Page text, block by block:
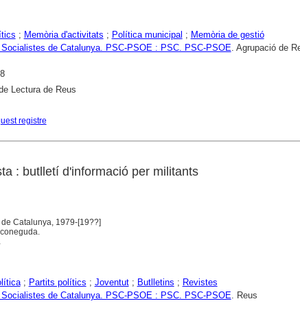
; Memòria d'activitats ; Política municipal ; Memòria de gestió
de Catalunya. PSC-PSOE : PSC. PSC-PSOE . Agrupació de
Lectura de Reus
registre
: butlletí d'informació per militants
Catalunya, 1979-[19??]
; Partits polítics ; Joventut; Butlletins ; Revistes
de Catalunya. PSC-PSOE : PSC. PSC-PSOE. Reus